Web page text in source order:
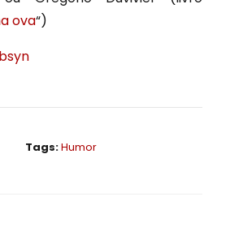
ova“)
Tags:Humor